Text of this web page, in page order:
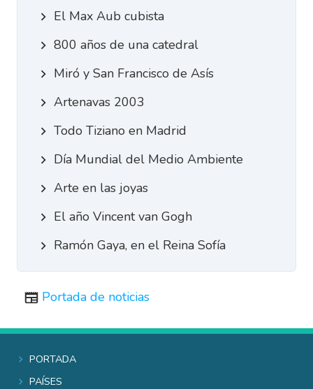
El Max Aub cubista
800 años de una catedral
Miró y San Francisco de Asís
Artenavas 2003
Todo Tiziano en Madrid
Día Mundial del Medio Ambiente
Arte en las joyas
El año Vincent van Gogh
Ramón Gaya, en el Reina Sofía
Portada de noticias
Portada
Países